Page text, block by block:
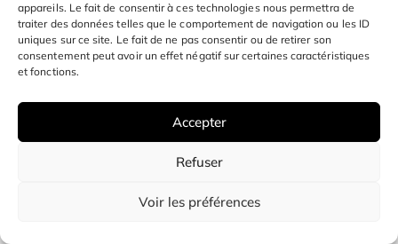
appareils. Le fait de consentir à ces technologies nous permettra de
traiter des données telles que le comportement de navigation ou les ID
uniques sur ce site. Le fait de ne pas consentir ou de retirer son
consentement peut avoir un effet négatif sur certaines caractéristiques
et fonctions.
Accepter
Refuser
Voir les préférences
contactez-nous
Nous sommes situés à Paris, vous pouvez nous
contacter par mail : contact@sagoo.fr